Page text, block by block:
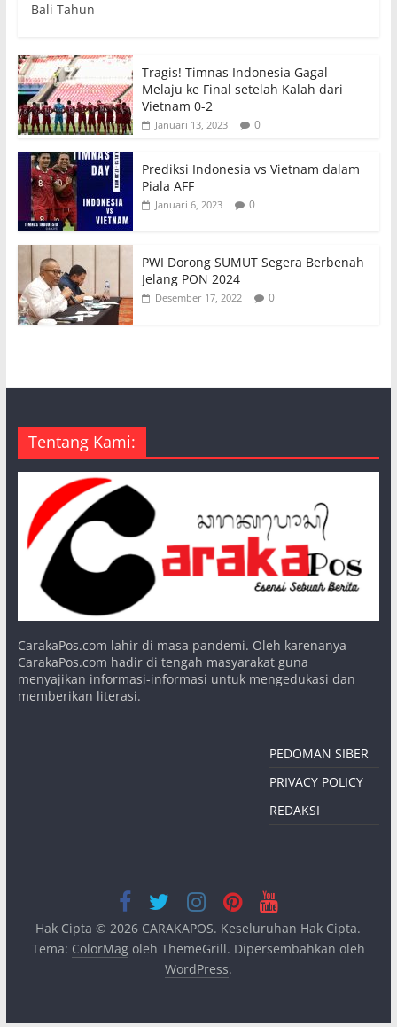
Bali Tahun
Tragis! Timnas Indonesia Gagal
Melaju ke Final setelah Kalah dari
Vietnam 0-2
Januari 13, 2023 0
Prediksi Indonesia vs Vietnam dalam
Piala AFF
Januari 6, 2023 0
PWI Dorong SUMUT Segera Berbenah
Jelang PON 2024
Desember 17, 2022 0
Tentang Kami:
CarakaPos.com lahir di masa pandemi. Oleh karenanya
CarakaPos.com hadir di tengah masyarakat guna
menyajikan informasi-informasi untuk mengedukasi dan
memberikan literasi.
PEDOMAN SIBER
PRIVACY POLICY
REDAKSI
Hak Cipta © 2026 CARAKAPOS. Keseluruhan Hak Cipta.
Tema: ColorMagoleh ThemeGrill. Dipersembahkan oleh
WordPress.